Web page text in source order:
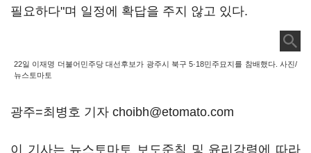
필요하다"며 일정에 확답을 주지 않고 있다.
22일 이재명 더불어민주당 대선후보가 광주시 북구 5·18민주묘지를 참배했다. 사진/
뉴스토마토
광주=최병호 기자 choibh@etomato.com
이 기사는 뉴스토마토 보도준칙 및 윤리강령에 따라